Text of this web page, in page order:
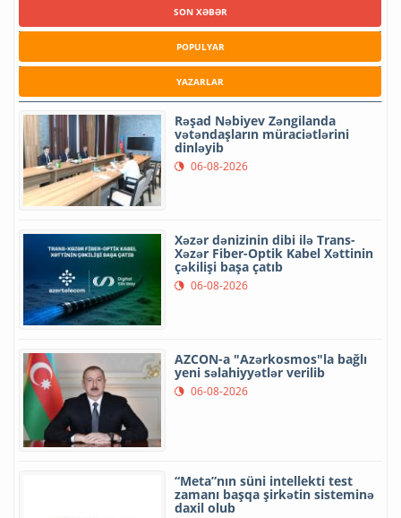
SON XƏBƏR
POPULYAR
YAZARLAR
Rəşad Nəbiyev Zəngilanda
vətəndaşların müraciətlərini
dinləyib
06-08-2026
Xəzər dənizinin dibi ilə Trans-
Xəzər Fiber-Optik Kabel Xəttinin
çəkilişi başa çatıb
06-08-2026
AZCON-a "Azərkosmos"la bağlı
yeni səlahiyyətlər verilib
06-08-2026
“Meta”nın süni intellekti test
zamanı başqa şirkətin sisteminə
daxil olub